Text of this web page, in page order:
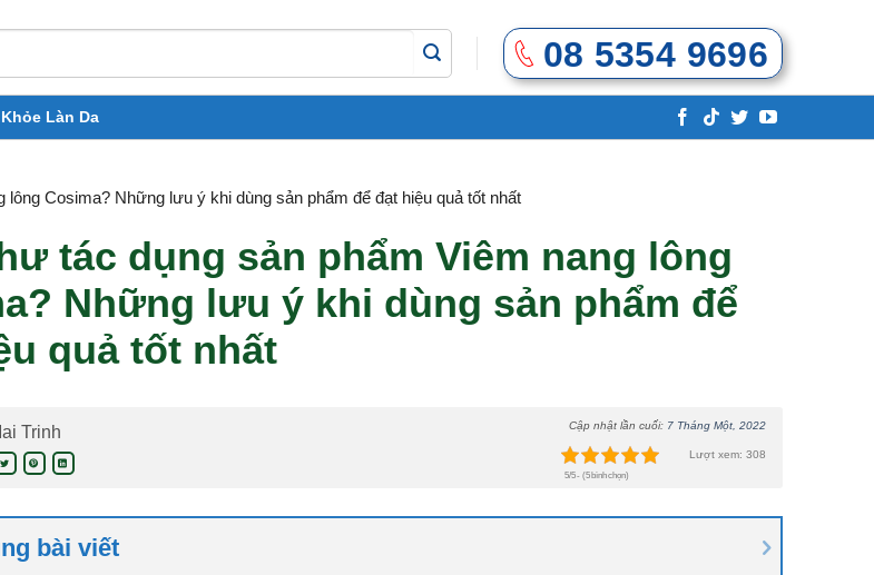
08 5354 9696
Làn Da
Cosima? Những lưu ý khi dùng sản phẩm để đạt hiệu quả tốt nhất
tác dụng sản phẩm Viêm nang lông
Những lưu ý khi dùng sản phẩm để
quả tốt nhất
Trinh Cập nhật lần cuối: 7 Tháng Một, 2022
5/5 - (5 bình chọn)
Lượt xem: 308
bài viết